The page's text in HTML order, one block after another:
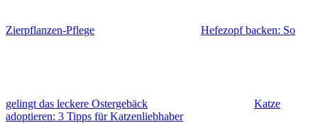
Zierpflanzen-Pflege Hefezopf backen: So
gelingt das leckere Ostergebäck
Katze
adoptieren: 3 Tipps für Katzenliebhaber